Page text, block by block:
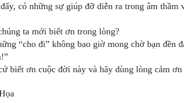
có những sự giúp đỡ diễn ra trong âm
ta mới biết ơn trong lòng?
“cho đi” không bao giờ mong chờ bạn đền
biết ơn cuộc đời này và hãy dùng lòng cảm